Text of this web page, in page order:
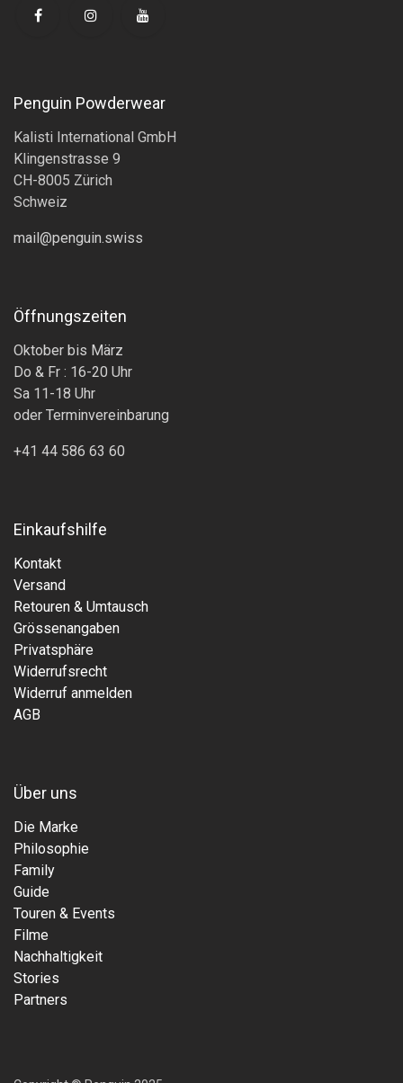
Penguin Powderwear
Kalisti International GmbH
Klingenstrasse 9
CH-8005 Zürich
Schweiz
mail@penguin.swiss
Öffnungszeiten
Oktober bis März
Do & Fr : 16-20 Uhr
Sa 11-18 Uhr
oder Terminvereinbarung
+41 44 586 63 60
Einkaufshilfe
Kontakt
Versand
Retouren & Umtausch
Grössenangaben
Privatsphäre
Widerrufsrecht
Widerruf anmelden
AGB
Über uns
Die Marke
Philosophie
Family
Guide
Touren & Events
Filme
Nachhaltigkeit
Stories
Partners